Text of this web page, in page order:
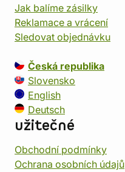
Jak balíme zásilky
Reklamace a vrácení
Sledovat objednávku
Česká republika
Slovensko
English
Deutsch
užitečné
Obchodní podmínky
Ochrana osobních údajů